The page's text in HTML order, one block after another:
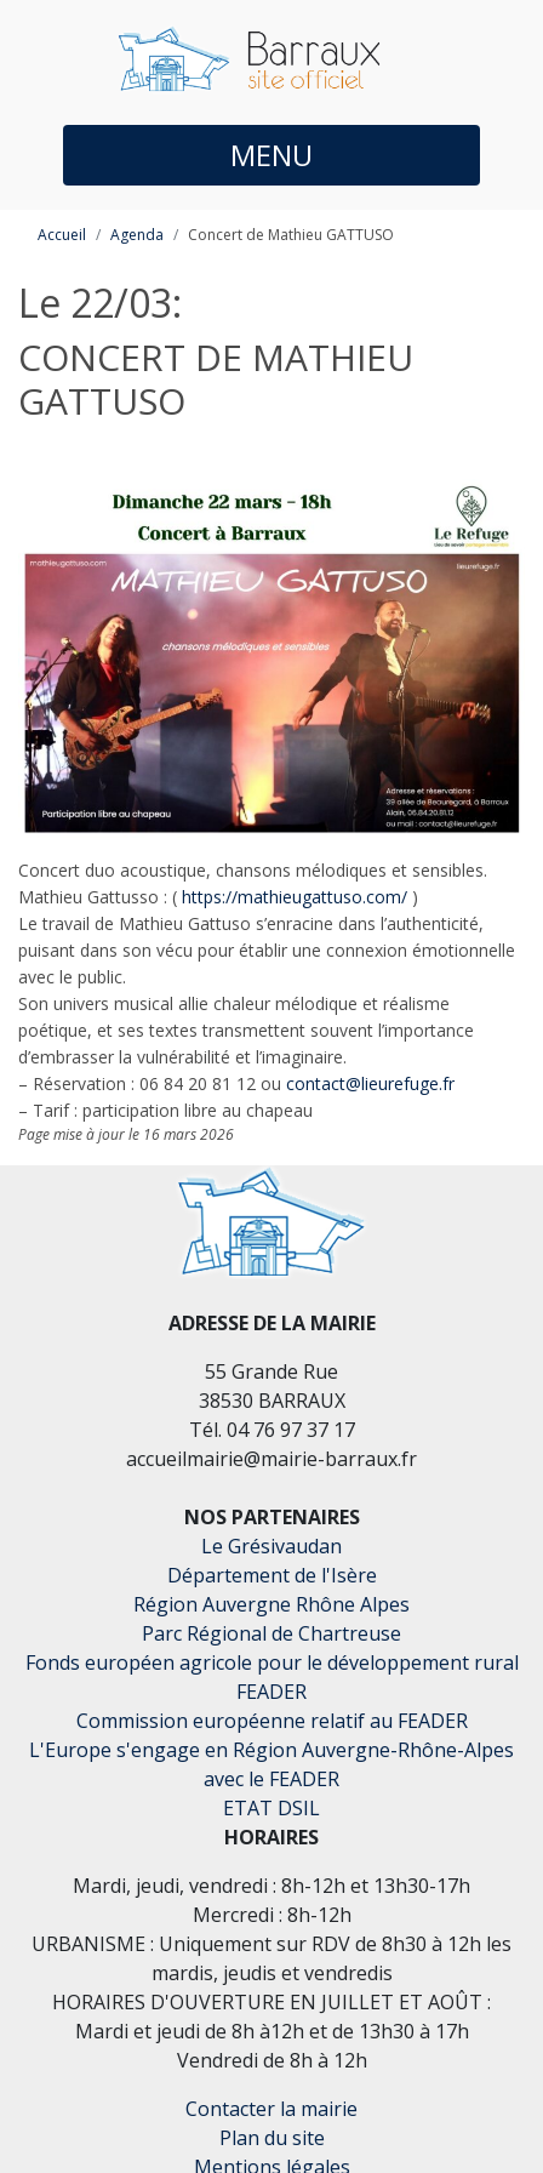
MENU
Accueil Agenda Concert de Mathieu GATTUSO
Le 22/03:
CONCERT DE MATHIEU
GATTUSO
Concert duo acoustique, chansons mélodiques et sensibles.
Mathieu Gattusso : ( https://mathieugattuso.com/ )
Le travail de Mathieu Gattuso s’enracine dans l’authenticité,
puisant dans son vécu pour établir une connexion émotionnelle
avec le public.
Son univers musical allie chaleur mélodique et réalisme
poétique, et ses textes transmettent souvent l’importance
d’embrasser la vulnérabilité et l’imaginaire.
– Réservation : 06 84 20 81 12 ou contact@lieurefuge.fr
– Tarif : participation libre au chapeau
Page mise à jour le 16 mars 2026
ADRESSE DE LA MAIRIE
55 Grande Rue
38530 BARRAUX
Tél. 04 76 97 37 17
accueilmairie@mairie-barraux.fr
NOS PARTENAIRES
Le Grésivaudan
Département de l'Isère
Région Auvergne Rhône Alpes
Parc Régional de Chartreuse
Fonds européen agricole pour le développement rural
FEADER
Commission européenne relatif au FEADER
L'Europe s'engage en Région Auvergne-Rhône-Alpes
avec le FEADER
ETAT DSIL
HORAIRES
Mardi, jeudi, vendredi : 8h-12h et 13h30-17h
Mercredi : 8h-12h
URBANISME : Uniquement sur RDV de 8h30 à 12h les
mardis, jeudis et vendredis
HORAIRES D'OUVERTURE EN JUILLET ET AOÛT :
Mardi et jeudi de 8h à12h et de 13h30 à 17h
Vendredi de 8h à 12h
Contacter la mairie
Plan du site
Mentions légales